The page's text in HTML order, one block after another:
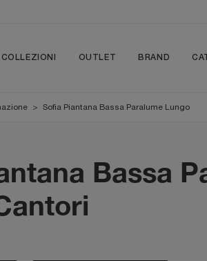
COLLEZIONI OUTLET BRAND
> Sofia Piantana Bassa Paralume Lungo
Bassa